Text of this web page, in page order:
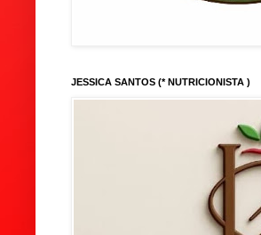
JESSICA SANTOS (* NUTRICIONISTA )